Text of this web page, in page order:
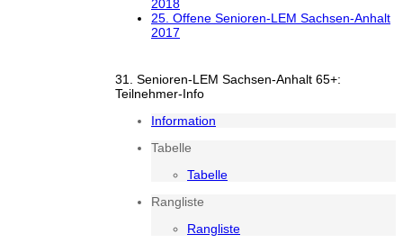
2018
25. Offene Senioren-LEM Sachsen-Anhalt
2017
31. Senioren-LEM Sachsen-Anhalt 65+:
Teilnehmer-Info
Information
Tabelle
Tabelle
Rangliste
Rangliste